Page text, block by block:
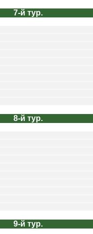
7-й тур.
8-й тур.
9-й тур.